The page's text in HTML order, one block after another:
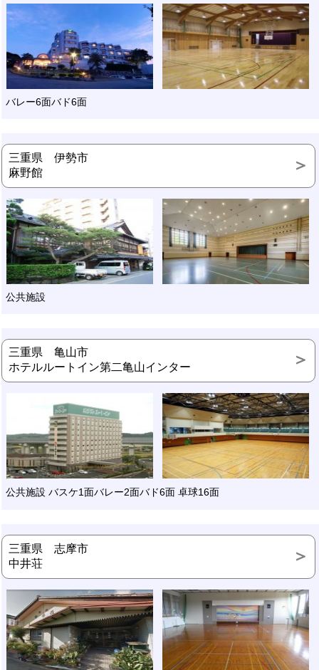
バレー6面バド6面
三重県 伊勢市
麻野館
公共施設
三重県 亀山市
ホテルルートイン第二亀山インター
公共施設 バスケ1面バレー2面バド6面 卓球16面
三重県 志摩市
中井荘